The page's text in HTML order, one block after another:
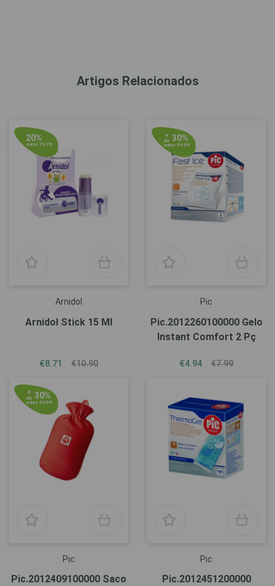
Artigos Relacionados
20%
sobre P.V.P.R
Arnidol
Arnidol Stick 15 Ml
€8.71 €10.90
+
de 30%
sobre P.V.P.R
Pic
Pic.2012260100000 Gelo
Instant Comfort 2 Pç
€4.94 €7.99
+
de 30%
sobre P.V.P.R
Pic
Pic.2012409100000 Saco
Pic
Pic.2012451200000